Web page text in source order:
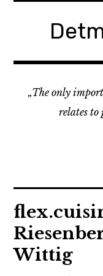
„The only
relates to
Projekte
About
Wittig